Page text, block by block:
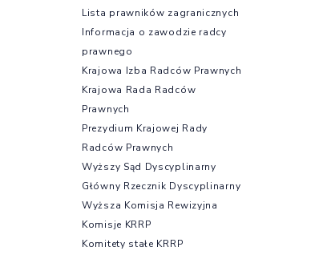
Lista prawników zagranicznych
Informacja o zawodzie radcy
prawnego
Krajowa Izba Radców Prawnych
Krajowa Rada Radców
Prawnych
Prezydium Krajowej Rady
Radców Prawnych
Wyższy Sąd Dyscyplinarny
Główny Rzecznik Dyscyplinarny
Wyższa Komisja Rewizyjna
Komisje KRRP
Komitety stałe KRRP